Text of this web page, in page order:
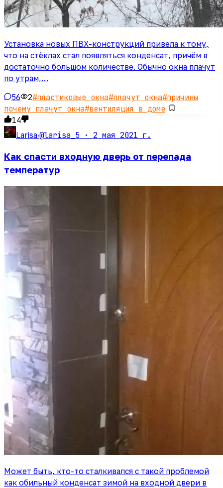
Установка новых ПВХ-конструкций привела к тому,
что на стёклах стал появляться конденсат, причём в
достаточно большом количестве. Обычно окна плачут
по утрам,…
56 2#пластиковые окна#плачут окна#причины
почему плачут окна#вентиляция в доме
14
Larisa·@larisa_5 · 2 мая 2021 г.
Как спасти входную дверь от перепада
температур
Может быть, кто-то сталкивался с такой проблемой
как обильный конденсат зимой на входной двери в